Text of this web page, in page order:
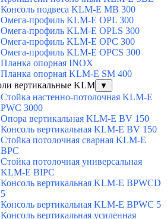
Консоль подвеса KLM-E MB 300
Омега-профиль KLM-E OPL 300
Омега-профиль KLM-E OPLS 300
Омега-профиль KLM-E OPC 300
Омега-профиль KLM-E OPCS 300
Планка опорная INOX
Планка опорная KLM-E SM 400
вертикальные KLM
▼
Стойка настенно-потолочная KLM-E
PWC 3000
Опора вертикальная KLM-E BV 150
Консоль вертикальная KLM-E BV 150
Стойка потолочная сварная KLM-E
BPC
Стойка потолочная универсальная
KLM-E BIPC
Консоль вертикальная KLM-E BPWCD
5
Консоль вертикальная KLM-E BPWC 5
Консоль вертикальная усиленная